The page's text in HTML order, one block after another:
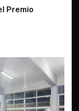
Premio